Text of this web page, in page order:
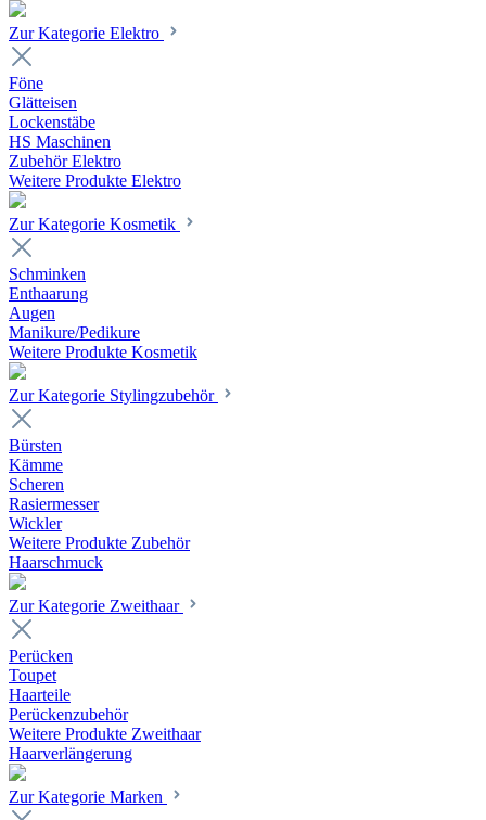
Zur Kategorie Elektro
Föne
Glätteisen
Lockenstäbe
HS Maschinen
Zubehör Elektro
Weitere Produkte Elektro
Zur Kategorie Kosmetik
Schminken
Enthaarung
Augen
Manikure/Pedikure
Weitere Produkte Kosmetik
Zur Kategorie Stylingzubehör
Bürsten
Kämme
Scheren
Rasiermesser
Wickler
Weitere Produkte Zubehör
Haarschmuck
Zur Kategorie Zweithaar
Perücken
Toupet
Haarteile
Perückenzubehör
Weitere Produkte Zweithaar
Haarverlängerung
Zur Kategorie Marken